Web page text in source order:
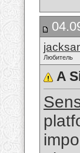
Любитель
A